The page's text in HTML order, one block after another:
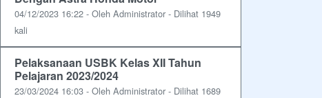
04/12/2023 16:22 - Oleh Administrator - Dilihat 1949
kali
Pelaksanaan USBK Kelas XII Tahun
Pelajaran 2023/2024
23/03/2024 16:03 - Oleh Administrator - Dilihat 1689